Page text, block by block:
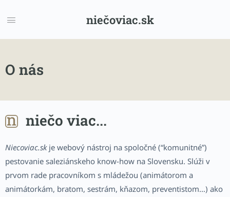
niečoviac.sk
O nás
niečo viac...
Niecoviac.skje webový nástroj na spoločné (“komunitné”)
pestovanie saleziánskeho know-how na Slovensku. Slúži v
prvom rade pracovníkom s mládežou (animátorom a
animátorkám, bratom, sestrám, kňazom, preventistom…) ako